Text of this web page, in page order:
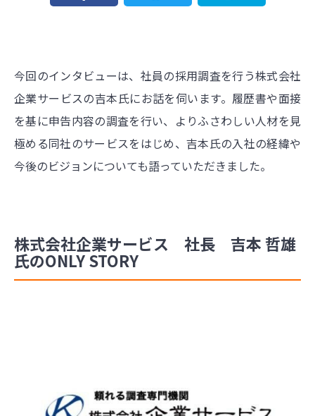
今回のインタビューは、社員の採用調査を行う株式会社
企業サービスの吉本氏にお話を伺います。履歴書や面接
を基に申告内容の調査を行い、よりふさわしい人材を見
極める同社のサービスをはじめ、吉本氏の入社の経緯や
今後のビジョンについても語っていただきました。
株式会社企業サービス 社長 吉本 哲雄
氏のONLY STORY